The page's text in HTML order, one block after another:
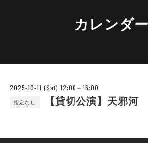
カレンダー
2025-10-11 (Sat) 12:00～16:00
指定なし 【貸切公演】天邪河